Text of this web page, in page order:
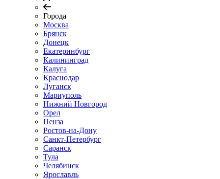
Города
Москва
Брянск
Донецк
Екатеринбург
Калининград
Калуга
Краснодар
Луганск
Мариуполь
Нижний Новгород
Орел
Пенза
Ростов-на-Дону
Санкт-Петербург
Саранск
Тула
Челябинск
Ярославль